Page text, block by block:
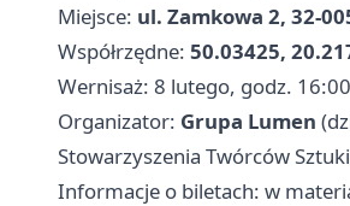
Miejsce: ul. Zamkowa 2, 32-
Współrzędne: 50.03425,
Wernisaż: 8 lutego, godz. 16:00
Organizator: Grupa Lumen
Stowarzyszenia Twórców Sztuki
Informacje o biletach: w